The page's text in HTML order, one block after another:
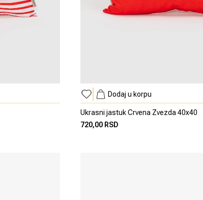
Dodaj u korpu
Ukrasni jastuk Crvena Zvezda 40x40
720,00 RSD